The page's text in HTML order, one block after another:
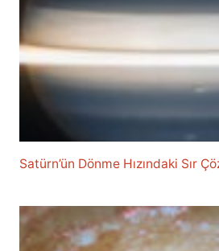
Satürn’ün Dönme Hızındaki Sır